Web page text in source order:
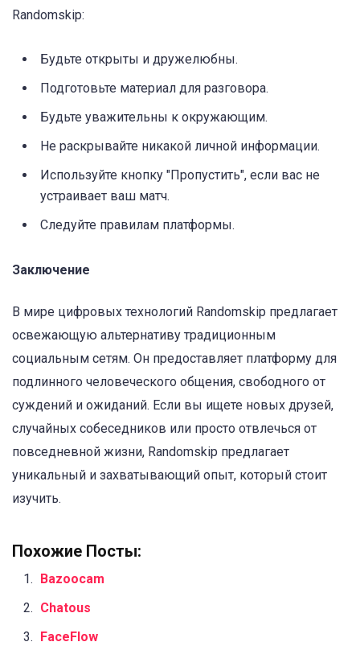
Randomskip:
Будьте открыты и дружелюбны.
Подготовьте материал для разговора.
Будьте уважительны к окружающим.
Не раскрывайте никакой личной информации.
Используйте кнопку "Пропустить", если вас не
устраивает ваш матч.
Следуйте правилам платформы.
Заключение
В мире цифровых технологий Randomskip предлагает
освежающую альтернативу традиционным
социальным сетям. Он предоставляет платформу для
подлинного человеческого общения, свободного от
суждений и ожиданий. Если вы ищете новых друзей,
случайных собеседников или просто отвлечься от
повседневной жизни, Randomskip предлагает
уникальный и захватывающий опыт, который стоит
изучить.
Похожие Посты:
Bazoocam
Chatous
FaceFlow